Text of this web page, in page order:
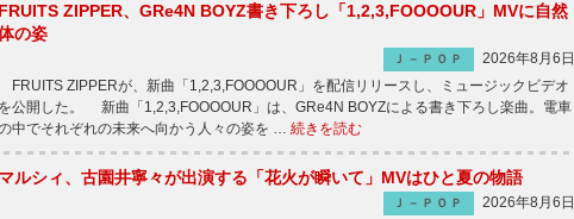
FRUITS ZIPPER、GRe4N BOYZ書き下ろし「1,2,3,FOOOOUR」MVに自然
の姿
Ｊ－ＰＯＰ
2026年8月6日
FRUITS ZIPPERが、新曲「1,2,3,FOOOOUR」を配信リリースし、ミュージックビデオ
を公開した。 新曲「1,2,3,FOOOOUR」は、GRe4N BOYZによる書き下ろし楽曲。電車
中でそれぞれの未来へ向かう人々の姿を … 続きを読む
マルシィ、古園井寧々が出演する「花火が瞬いて」MVはひと夏の物語
Ｊ－ＰＯＰ
2026年8月6日